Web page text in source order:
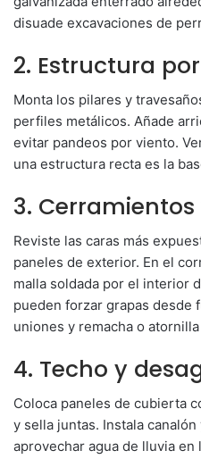
disuade excavaciones de
2. Estructura
Monta los pilares y
perfiles metálicos. Añade
evitar pandeos por viento.
una estructura recta es la
3.
Reviste las caras más
paneles de exterior. En el
malla soldada por el interior
pueden forzar grapas desde
uniones y remacha o atornilla
4. Techo y
Coloca paneles de cubierta
y sella juntas. Instala
aprovechar agua de lluvia en